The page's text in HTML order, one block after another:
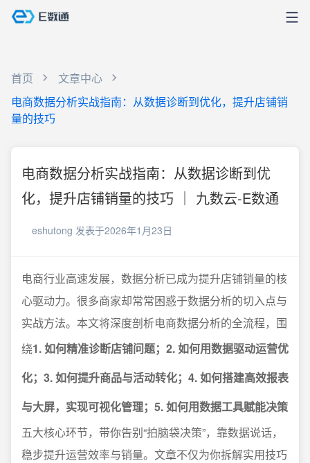
首页
文章中心
电商数据分析实战指南：从数据诊断到优化，提升店铺销
量的技巧
电商数据分析实战指南：从数据诊断到优
化，提升店铺销量的技巧 ｜ 九数云-E数通
eshutong 发表于2026年1月23日
电商行业高速发展，数据分析已成为提升店铺销量的核
心驱动力。很多商家却常常困惑于数据分析的切入点与
实战方法。本文将深度剖析电商数据分析的全流程，围
绕1. 如何精准诊断店铺问题；2. 如何用数据驱动运营优
化；3. 如何提升商品与活动转化；4. 如何搭建高效报表
与大屏，实现可视化管理；5. 如何用数据工具赋能决策
五大核心环节，带你告别“拍脑袋决策”，靠数据说话，
稳步提升运营效率与销量。文章不仅为你拆解实用技巧